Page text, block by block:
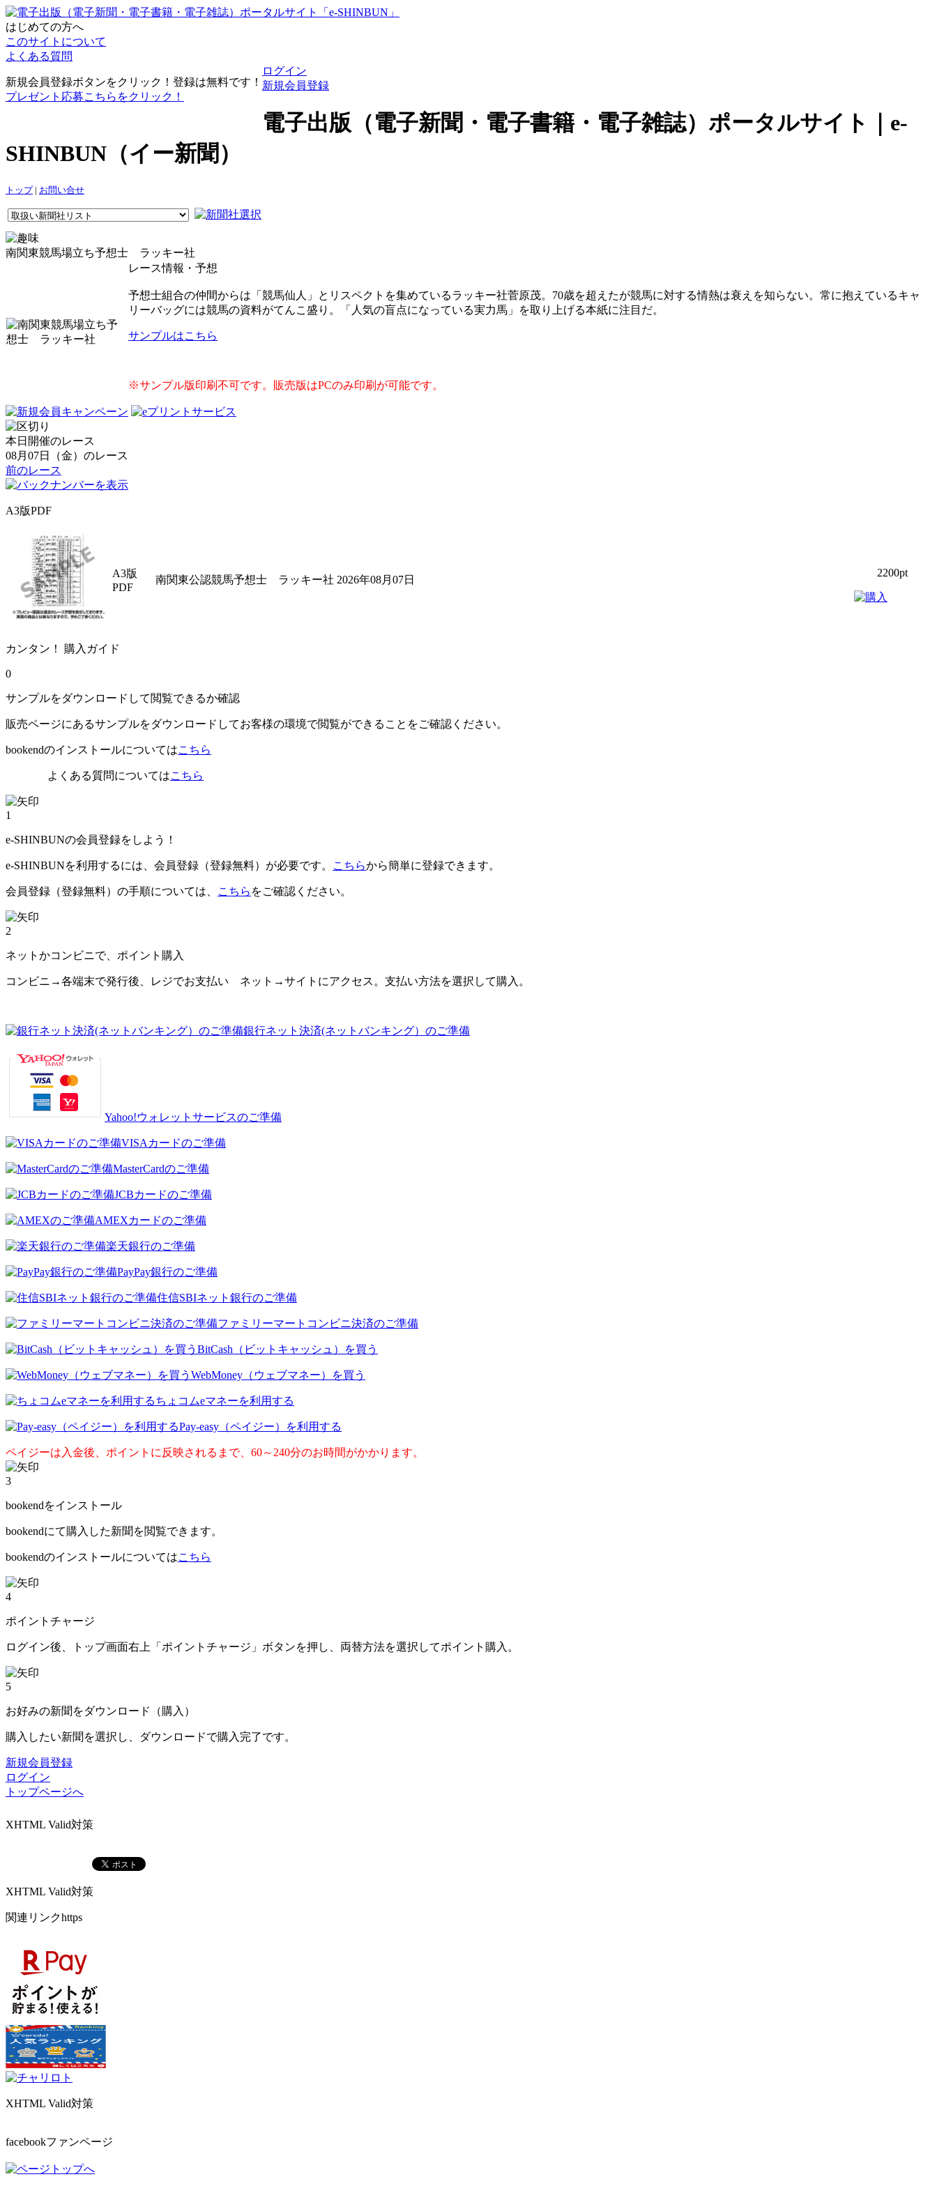
はじめての方へ
このサイトについて
よくある質問
新規会員登録ボタンをクリック！登録は無料です！
プレゼント応募こちらをクリック！
ログイン
新規会員登録
電子出版（電子新聞・電子書籍・電子雑誌）ポータルサイト｜e-
SHINBUN（イー新聞）
トップ| お問い合せ
南関東競馬場立ち予想士 ラッキー社
レース情報・予想
予想士組合の仲間からは「競馬仙人」とリスペクトを集めているラッキー社菅原茂。70歳を超えたが競馬に対する情熱は衰えを知らない。常に抱えているキャ
リーバッグには競馬の資料がてんこ盛り。「人気の盲点になっている実力馬」を取り上げる本紙に注目だ。
サンプルはこちら
※サンプル版印刷不可です。販売版はPCのみ印刷が可能です。
本日開催のレース
08月07日（金）のレース
前のレース
A3版PDF
A3版
PDF
南関東公認競馬予想士 ラッキー社 2026年08月07日
2200pt
カンタン！ 購入ガイド
0
サンプルをダウンロードして閲覧できるか確認
販売ページにあるサンプルをダウンロードしてお客様の環境で閲覧ができることをご確認ください。
bookendのインストールについてはこちら
よくある質問についてはこちら
1
e-SHINBUNの会員登録をしよう！
e-SHINBUNを利用するには、会員登録（登録無料）が必要です。 こちらから簡単に登録できます。
会員登録（登録無料）の手順については、 こちら をご確認ください。
2
ネットかコンビニで、ポイント購入
コンビニ→各端末で発行後、レジでお支払い ネット→サイトにアクセス。支払い方法を選択して購入。
銀行ネット決済(ネットバンキング）のご準備
Yahoo!ウォレットサービスのご準備
VISAカードのご準備
MasterCardのご準備
JCBカードのご準備
AMEXカードのご準備
楽天銀行のご準備
PayPay銀行のご準備
住信SBIネット銀行のご準備
ファミリーマートコンビニ決済のご準備
BitCash（ビットキャッシュ）を買う
WebMoney（ウェブマネー）を買う
ちょコムeマネーを利用する
Pay-easy（ペイジー）を利用する
ペイジーは入金後、ポイントに反映されるまで、60～240分のお時間がかかります。
3
bookendをインストール
bookendにて購入した新聞を閲覧できます。
bookendのインストールについてはこちら
4
ポイントチャージ
ログイン後、トップ画面右上「ポイントチャージ」ボタンを押し、両替方法を選択してポイント購入。
5
お好みの新聞をダウンロード（購入）
購入したい新聞を選択し、ダウンロードで購入完了です。
新規会員登録
ログイン
トップページへ
XHTML Valid対策
XHTML Valid対策
関連リンクhttps
XHTML Valid対策
facebookファンページ